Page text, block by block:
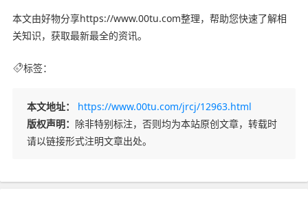
本文由好物分享https://www.00tu.com整理，帮助您快速了解相
关知识，获取最新最全的资讯。
标签：
本文地址：
https://www.00tu.com/jrcj/12963.html
版权声明： 除非特别标注，否则均为本站原创文章，转载时
请以链接形式注明文章出处。